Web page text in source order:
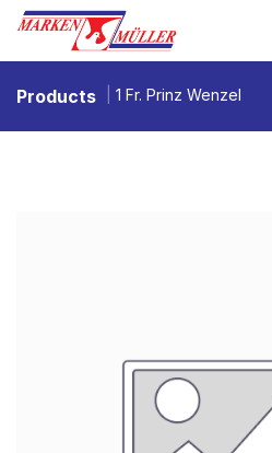
Zum Inhalt springen
Products 1 Fr. Prinz Wenzel